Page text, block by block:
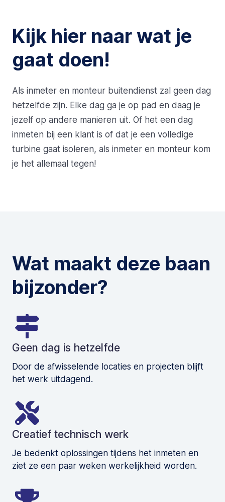
Kijk hier naar wat je
gaat doen!
Als inmeter en monteur buitendienst zal geen dag
hetzelfde zijn. Elke dag ga je op pad en daag je
jezelf op andere manieren uit. Of het een dag
inmeten bij een klant is of dat je een volledige
turbine gaat isoleren, als inmeter en monteur kom
je het allemaal tegen!
Wat maakt deze baan
bijzonder?
Geen dag is hetzelfde
Door de afwisselende locaties en projecten blijft
het werk uitdagend.
Creatief technisch werk
Je bedenkt oplossingen tijdens het inmeten en
ziet ze een paar weken werkelijkheid worden.